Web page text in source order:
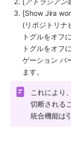
[Show Jira
(リポジトリナ
トグルをオフ
トグルをオフ
ゲーション バ
ます。
これにより
切断される
統合機能は